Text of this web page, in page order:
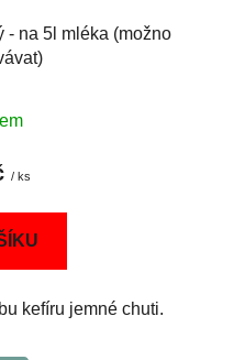
- na 5l mléka (možno
/ ks
kefíru jemné chuti.